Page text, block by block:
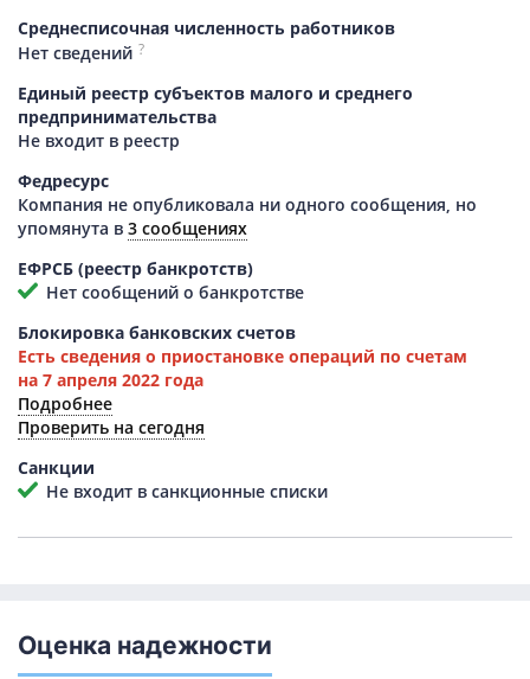
Среднесписочная численность работников
Нет сведений ?
Единый реестр субъектов малого и среднего
предпринимательства
Не входит в реестр
Федресурс
Компания не опубликовала ни одного сообщения, но
упомянута в 3 сообщениях
ЕФРСБ (реестр банкротств)
Нет сообщений о банкротстве
Блокировка банковских счетов
Есть сведения о приостановке операций по счетам
на 7 апреля 2022 года
Подробнее
Проверить на сегодня
Санкции
Не входит в санкционные списки
Оценка надежности